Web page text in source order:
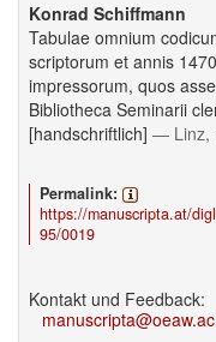
Konrad Schiffmann
Tabulae omnium
scriptorum et annis
impressorum, quos
Bibliotheca Seminarii
[handschriftlich] — Linz,
Permalink:
https://manuscripta.at/
95/0019
Kontakt und Feedback: